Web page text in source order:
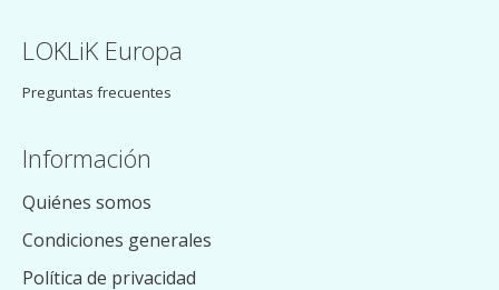
LOKLiK Europa
Preguntas frecuentes
Información
Quiénes somos
Condiciones generales
Política de privacidad